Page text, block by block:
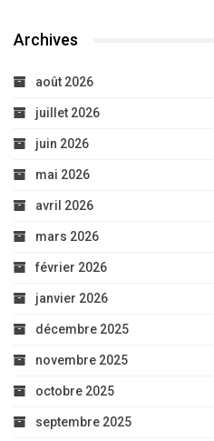
Archives
août 2026
juillet 2026
juin 2026
mai 2026
avril 2026
mars 2026
février 2026
janvier 2026
décembre 2025
novembre 2025
octobre 2025
septembre 2025